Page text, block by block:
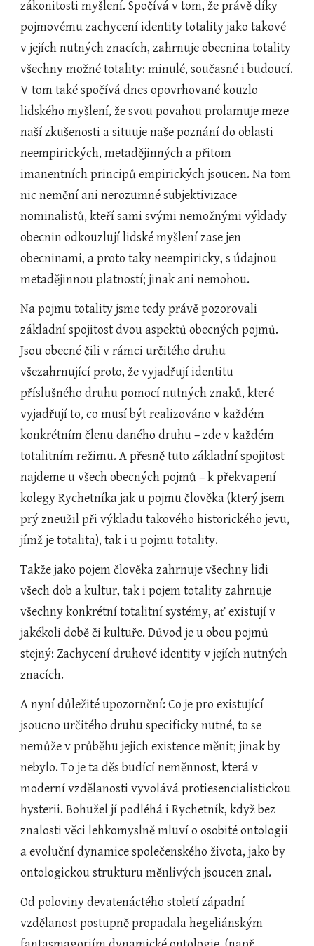
zákonitosti myšlení. Spočívá v tom, že právě díky
pojmovému zachycení identity totality jako takové
v jejích nutných znacích, zahrnuje obecnina totality
všechny možné totality: minulé, současné i budoucí.
V tom také spočívá dnes opovrhované kouzlo
lidského myšlení, že svou povahou prolamuje meze
naší zkušenosti a situuje naše poznání do oblasti
neempirických, metadějinných a přitom
imanentních principů empirických jsoucen. Na tom
nic nemění ani nerozumné subjektivizace
nominalistů, kteří sami svými nemožnými výklady
obecnin odkouzlují lidské myšlení zase jen
obecninami, a proto taky neempiricky, s údajnou
metadějinnou platností; jinak ani nemohou.
Na pojmu totality jsme tedy právě pozorovali
základní spojitost dvou aspektů obecných pojmů.
Jsou obecné čili v rámci určitého druhu
všezahrnující proto, že vyjadřují identitu
příslušného druhu pomocí nutných znaků, které
vyjadřují to, co musí být realizováno v každém
konkrétním členu daného druhu – zde v každém
totalitním režimu. A přesně tuto základní spojitost
najdeme u všech obecných pojmů – k překvapení
kolegy Rychetníka jak u pojmu člověka (který jsem
prý zneužil při výkladu takového historického jevu,
jímž je totalita), tak i u pojmu totality.
Takže jako pojem člověka zahrnuje všechny lidi
všech dob a kultur, tak i pojem totality zahrnuje
všechny konkrétní totalitní systémy, ať existují v
jakékoli době či kultuře. Důvod je u obou pojmů
stejný: Zachycení druhové identity v jejích nutných
znacích.
A nyní důležité upozornění: Co je pro existující
jsoucno určitého druhu specificky nutné, to se
nemůže v průběhu jejich existence měnit; jinak by
nebylo. To je ta děs budící neměnnost, která v
moderní vzdělanosti vyvolává protiesencialistickou
hysterii. Bohužel jí podléhá i Rychetník, když bez
znalosti věci lehkomyslně mluví o osobité ontologii
a evoluční dynamice společenského života, jako by
ontologickou strukturu měnlivých jsoucen znal.
Od poloviny devatenáctého století západní
vzdělanost postupně propadala hegeliánským